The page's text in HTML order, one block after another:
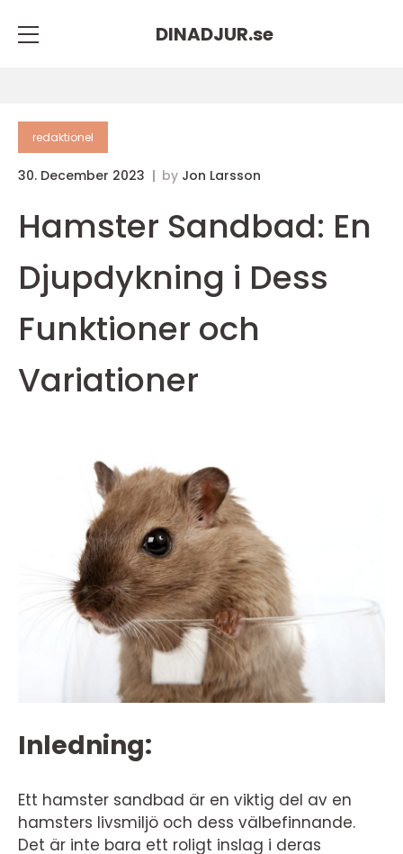
DINADJUR.se
redaktionel
30. December 2023 by Jon Larsson
Hamster Sandbad: En
Djupdykning i Dess
Funktioner och
Variationer
Inledning:
Ett hamster sandbad är en viktig del av en
hamsters livsmiljö och dess välbefinnande.
Det är inte bara ett roligt inslag i deras